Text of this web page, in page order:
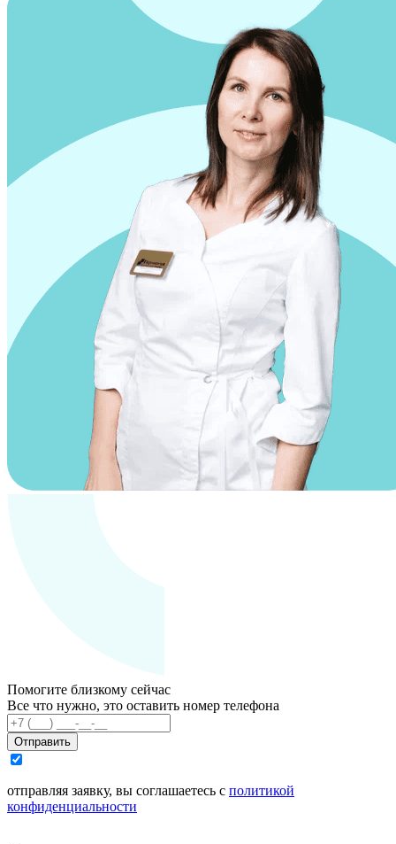
Помогите близкому сейчас
Все что нужно, это оставить номер телефона
Отправить
отправляя заявку, вы соглашаетесь с политикой
конфиденциальности